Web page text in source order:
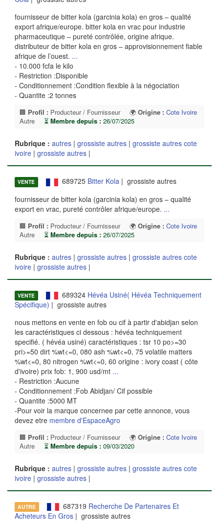
fournisseur de bitter kola (garcinia kola) en gros – qualité
export afrique/europe. bitter kola en vrac pour industrie
pharmaceutique – pureté contrôlée, origine afrique.
distributeur de bitter kola en gros – approvisionnement fiable
afrique de l’ouest. ...
- 10.000 fcfa le kilo
- Restriction :Disponible
- Conditionnement :Condition flexible à la négociation
- Quantite :2 tonnes
🏢 Profil : Producteur / Fournisseur 🌍 Origine : Cote Ivoire
Autre
⏳ Membre depuis : 26/07/2025
Rubrique : autres | grossiste autres | grossiste autres cote
ivoire | grossiste autres |
VENTE 689725 Bitter Kola| grossiste autres
fournisseur de bitter kola (garcinia kola) en gros – qualité
export en vrac, pureté contrôler afrique/europe. ...
🏢 Profil : Producteur / Fournisseur 🌍 Origine : Cote Ivoire
Autre
⏳ Membre depuis : 26/07/2025
Rubrique : autres | grossiste autres | grossiste autres cote
ivoire | grossiste autres |
VENTE 689324 Hévéa Usiné( Hévéa Techniquement
Spécifique) | grossiste autres
nous mettons en vente en fob ou cif à partir d'abidjan selon
les caractéristiques ci dessous : hévéa techniquement
specifié. ( hévéa usiné) caractéristiques : tsr 10 po>=30
pri>=50 dirt %wt<=0, 080 ash %wt<=0, 75 volatile matters
%wt<=0, 80 nitrogen %wt<=0, 60 origine : ivory coast ( côte
d'ivoire) prix fob: 1, 900 usd/mt ...
- Restriction :Aucune
- Conditionnement :Fob Abidjan/ Cif possible
- Quantite :5000 MT
-Pour voir la marque concernee par cette annonce, vous
devez etre membre d'EspaceAgro
🏢 Profil : Producteur / Fournisseur 🌍 Origine : Cote Ivoire
Autre
⏳ Membre depuis : 09/03/2020
Rubrique : autres | grossiste autres | grossiste autres cote
ivoire | grossiste autres |
AUTRE 687319 Recherche De Partenaires Et
Acheteurs En Gros | grossiste autres